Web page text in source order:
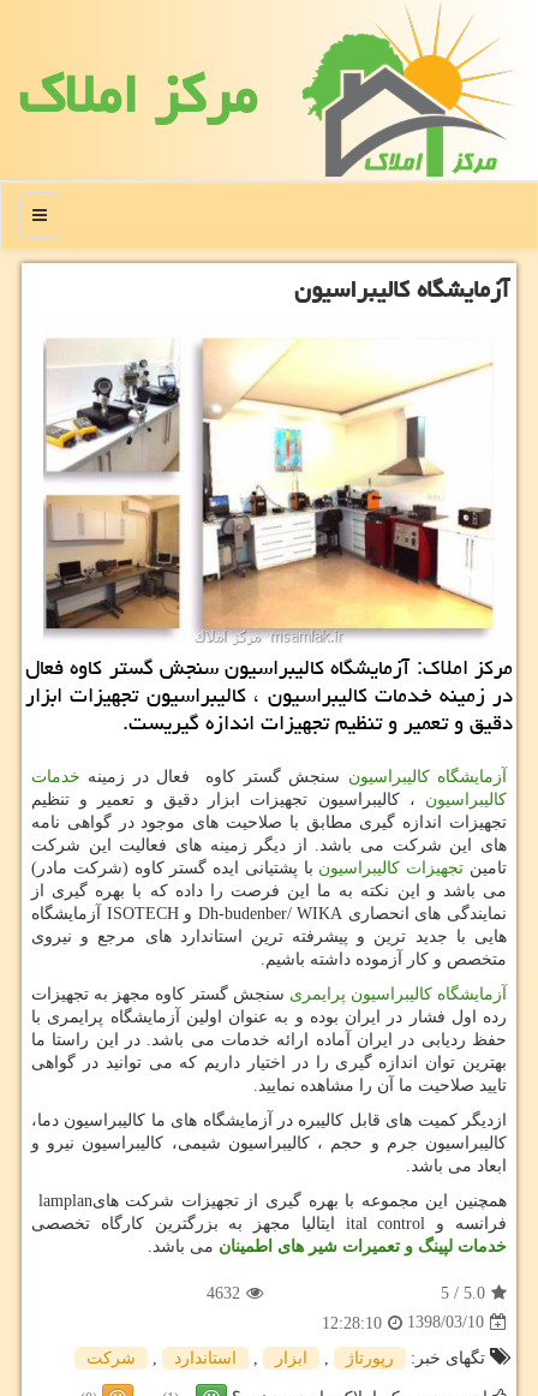
مركز املاك
منو
آزمایشگاه كالیبراسیون
مركز املاك: آزمایشگاه كالیبراسیون سنجش گستر كاوه فعال
در زمینه خدمات كالیبراسیون ، كالیبراسیون تجهیزات ابزار
دقیق و تعمیر و تنظیم تجهیزات اندازه گیریست.
آزمایشگاه کالیبراسیون سنجش گستر کاوه فعال در زمینه خدمات
کالیبراسیون ، کالیبراسیون تجهیزات ابزار دقیق و تعمیر و تنظیم
تجهیزات اندازه گیری مطابق با صلاحیت های موجود در گواهی نامه
های این شرکت می باشد. از دیگر زمینه های فعالیت این شرکت
تامین تجهیزات کالیبراسیون با پشتیانی ایده گستر کاوه (شرکت مادر)
می باشد و این نکته به ما این فرصت را داده که با بهره گیری از
نمایندگی های انحصاری WIKA
/
Dh-budenber وISOTECH آزمایشگاه
هایی با جدید ترین و پیشرفته ترین استاندارد های مرجع و نیروی
متخصص و کار آزموده داشته باشیم.
آزمایشگاه کالیبراسیون پرایمری سنجش گستر کاوه مجهز به تجهیزات
رده اول فشار در ایران بوده و به عنوان اولین آزمایشگاه پرایمری با
حفظ ردیابی در ایران آماده ارائه خدمات می باشد. در این راستا ما
بهترین توان اندازه گیری را در اختیار داریم که می توانید در گواهی
تایید صلاحیت ما آن را مشاهده نمایید.
ازدیگر کمیت های قابل کالیبره در آزمایشگاه های ما کالیبراسیون دما،
کالیبراسیون جرم و حجم ، کالیبراسیون شیمی، کالیبراسیون نیرو و
ابعاد می باشد.
همچنین این مجموعه با بهره گیری از تجهیزات شرکت هایlamplan
فرانسه و ital control
ایتالیا مجهز به بزرگترین کارگاه تخصصی
خدمات لپینگ و تعمیرات شیر های اطمینان می باشد.
5.0
/
5
4632
1398/03/10
12:28:10
تگهای خبر:
رپورتاژ , ابزار , استاندارد , شركت